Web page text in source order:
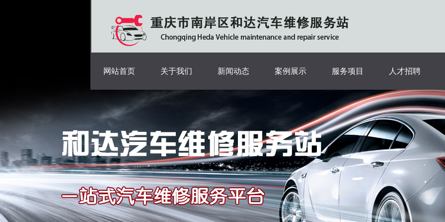
网站首页 关于我们 新闻动态 案例展示 服务项目 人才招聘